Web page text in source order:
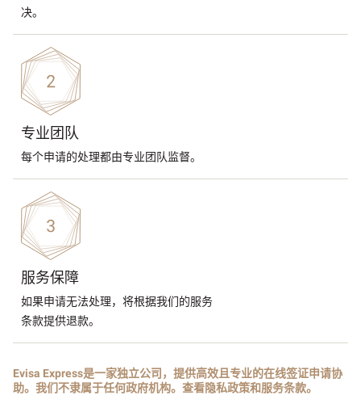
决。
专业团队
每个申请的处理都由专业团队监督。
服务保障
如果申请无法处理，将根据我们的服务
条款提供退款。
Evisa Express是一家独立公司，提供高效且专业的在线签证申请协
助。我们不隶属于任何政府机构。查看隐私政策和服务条款。